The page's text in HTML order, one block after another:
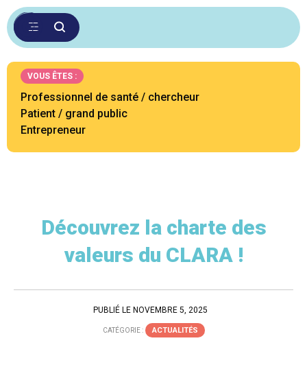
VOUS ÊTES :
Professionnel de santé / chercheur
Patient / grand public
Entrepreneur
Découvrez la charte des
valeurs du CLARA !
PUBLIÉ LE NOVEMBRE 5, 2025
CATÉGORIE : ACTUALITÉS